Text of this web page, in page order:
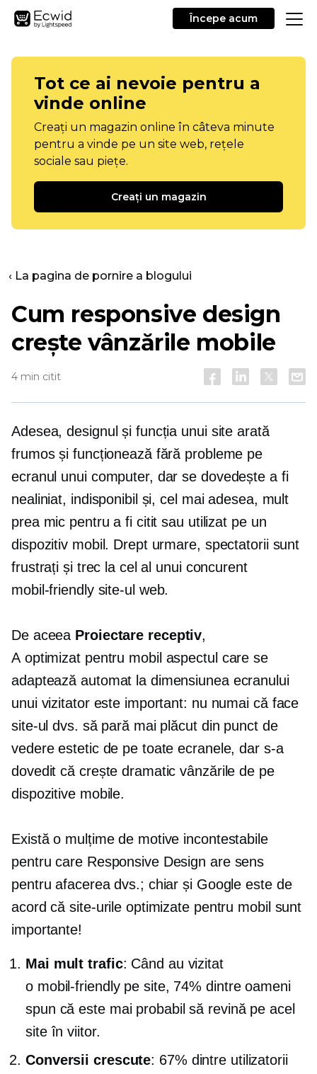
Începe acum
Tot ce ai nevoie pentru a
vinde online
Creați un magazin online în câteva minute
pentru a vinde pe un site web, rețele
sociale sau piețe.
Creați un magazin
‹ La pagina de pornire a blogului
Cum responsive design
crește vânzările mobile
4 min citit
Adesea, designul și funcția unui site arată
frumos și funcționează fără probleme pe
ecranul unui computer, dar se dovedește a fi
nealiniat, indisponibil și, cel mai adesea, mult
prea mic pentru a fi citit sau utilizat pe un
dispozitiv mobil. Drept urmare, spectatorii sunt
frustrați și trec la cel al unui concurent
mobil-friendlysite-ul web.
De aceea Proiectare receptiv,
A optimizat pentru mobil aspectul care se
adaptează automat la dimensiunea ecranului
unui vizitator este important: nu numai că face
site-ul dvs. să pară mai plăcut din punct de
vedere estetic de pe toate ecranele, dar s-a
dovedit că crește dramatic vânzările de pe
dispozitive mobile.
Există o mulțime de motive incontestabile
pentru care Responsive Design are sens
pentru afacerea dvs.; chiar și Google este de
acord că site-urile optimizate pentru mobil sunt
importante!
Mai mult trafic: Când au vizitat
o mobil-friendlype site, 74% dintre oameni
spun că este mai probabil să revină pe acel
site în viitor.
Conversii crescute: 67% dintre utilizatorii